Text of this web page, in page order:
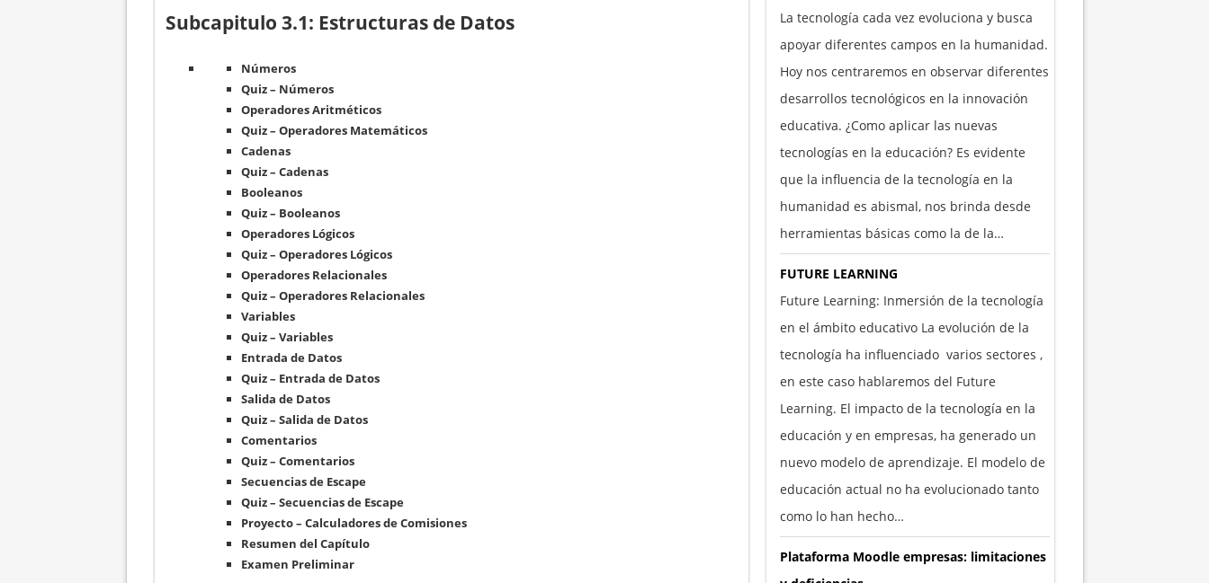
Subcapitulo 3.1: Estructuras de Datos
Números
Quiz – Números
Operadores Aritméticos
Quiz – Operadores Matemáticos
Cadenas
Quiz – Cadenas
Booleanos
Quiz – Booleanos
Operadores Lógicos
Quiz – Operadores Lógicos
Operadores Relacionales
Quiz – Operadores Relacionales
Variables
Quiz – Variables
Entrada de Datos
Quiz – Entrada de Datos
Salida de Datos
Quiz – Salida de Datos
Comentarios
Quiz – Comentarios
Secuencias de Escape
Quiz – Secuencias de Escape
Proyecto – Calculadores de Comisiones
Resumen del Capítulo
Examen Preliminar
La tecnología cada vez evoluciona y busca
apoyar diferentes campos en la humanidad.
Hoy nos centraremos en observar diferentes
desarrollos tecnológicos en la innovación
educativa. ¿Como aplicar las nuevas
tecnologías en la educación? Es evidente
que la influencia de la tecnología en la
humanidad es abismal, nos brinda desde
herramientas básicas como la de la…
FUTURE LEARNING
Future Learning: Inmersión de la tecnología
en el ámbito educativo La evolución de la
tecnología ha influenciado varios sectores ,
en este caso hablaremos del Future
Learning. El impacto de la tecnología en la
educación y en empresas, ha generado un
nuevo modelo de aprendizaje. El modelo de
educación actual no ha evolucionado tanto
como lo han hecho…
Plataforma Moodle empresas: limitaciones